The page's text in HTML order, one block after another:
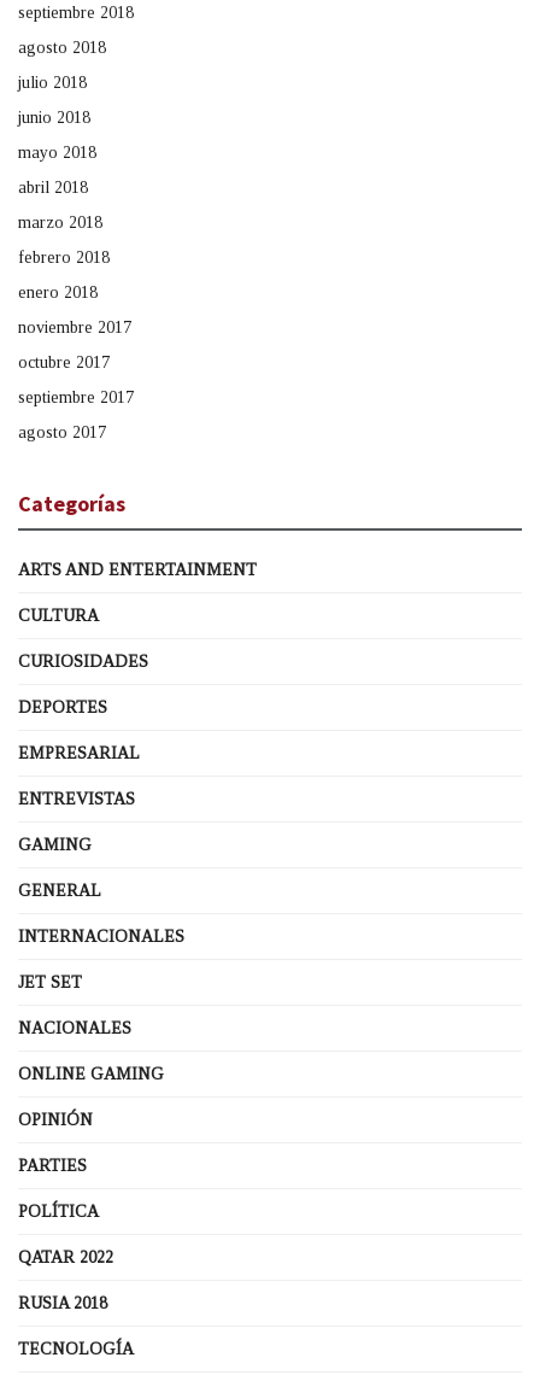
septiembre 2018
agosto 2018
julio 2018
junio 2018
mayo 2018
abril 2018
marzo 2018
febrero 2018
enero 2018
noviembre 2017
octubre 2017
septiembre 2017
agosto 2017
Categorías
ARTS AND ENTERTAINMENT
CULTURA
CURIOSIDADES
DEPORTES
EMPRESARIAL
ENTREVISTAS
GAMING
GENERAL
INTERNACIONALES
JET SET
NACIONALES
ONLINE GAMING
OPINIÓN
PARTIES
POLÍTICA
QATAR 2022
RUSIA 2018
TECNOLOGÍA